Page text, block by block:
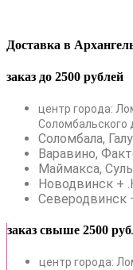
Доставка в
заказ до 2500 рублей
центр города:
Соломбала,
Варавино,
Маймакса,
Новодвинск +
Северодвинск
заказ свыше 2500
центр города: